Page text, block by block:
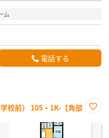
ム
電話する
校前） 105・1K-【角部
に入